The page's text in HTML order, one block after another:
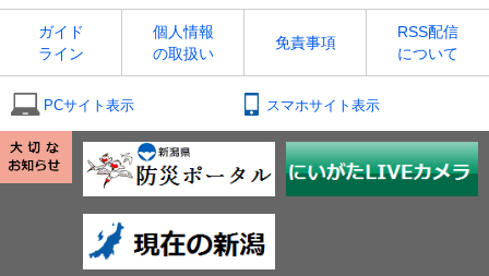
ガイド
ライン
個人情報
の取扱い
免責事項
RSS配信
について
PCサイト表示 スマホサイト表示